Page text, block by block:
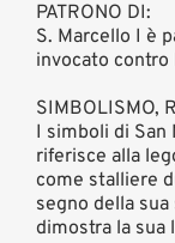
PATRONO DI:
S. Marcello I è
invocato contro
SIMBOLISMO,
I simboli di San
riferisce alla
come stalliere
segno della
dimostra la sua